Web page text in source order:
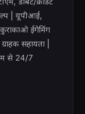
| यूपीआई,
ईगेमिंग
सहायता |
से 24/7